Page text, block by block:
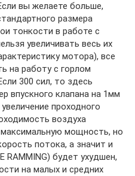
вы желаете больше,
размера
тонкости в работе с
увеличивать весь их
мотора), все
на работу с горлом
300 сил, то здесь
впускного клапана на 1мм
проходного
воздуха
максимальную мощность, но
потока, а значит и
RAMMING) будет ухудшен,
на малых и средних